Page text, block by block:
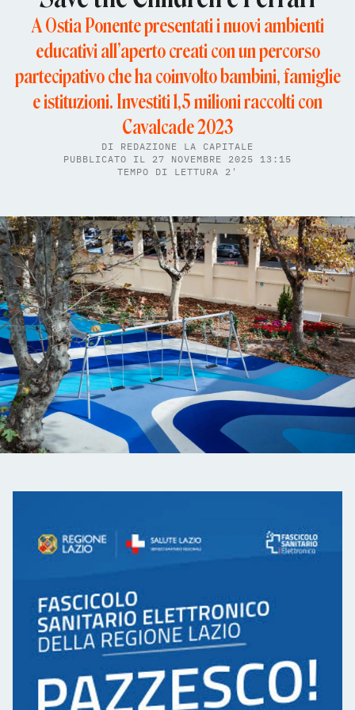
A Ostia Ponente presentati i nuovi ambienti
educativi all’aperto creati con un percorso
partecipativo che ha coinvolto bambini, famiglie
e istituzioni. Investiti 1,5 milioni raccolti con
Cavalcade 2023
DI REDAZIONE LA CAPITALE
PUBBLICATO IL 27 NOVEMBRE 2025 13:15
TEMPO DI LETTURA 2'